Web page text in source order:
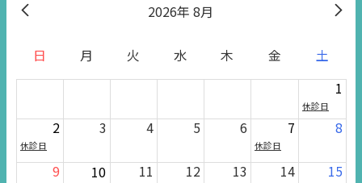
2026 8月
日 月 火 水 木 金
土
1
休診日
2
休診日
3 4 5 6 7
休診日
8
9 10 11 12 13 14 15